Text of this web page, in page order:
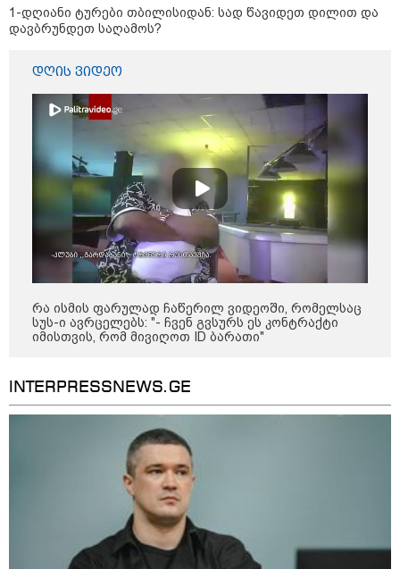
პოლიტიკა
"მეც ერთ-ერთი მათგანი ვიყავი, ვინც
ლიფტში გაიჭედა" - ლევან მახაშვილი
16:37 / 06-08-2026
"აბსოლუტურად ყალბი
შინაარსი იქმნება სოციალურ
მედიაში, არარსებული
ადამიანები, საუბრობენ,
თითქოს საქართველოში
უარყოფითი გარემოა რუსი
1-დღიანი ტურები თბილისიდან: სად წავიდეთ დილით და
დავბრუნდეთ საღამოს?
დღის ვიდეო
რა ისმის ფარულად ჩაწერილ ვიდეოში, რომელსაც
სუს-ი ავრცელებს: "- ჩვენ გვსურს ეს კონტრაქტი
იმისთვის, რომ მივიღოთ ID ბარათი"
INTERPRESSNEWS.GE